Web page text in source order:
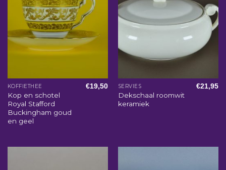
KOFFIETHEE
Kop en schotel
Royal Stafford
Buckingham goud
en geel
€19,50 SERVIES
Dekschaal roomwit
keramiek
€21,95